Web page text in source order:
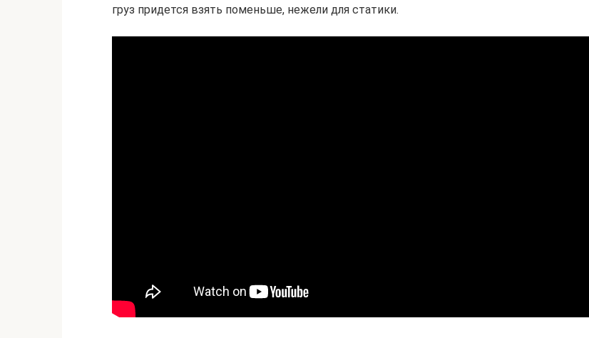
груз придется взять поменьше, нежели для статики.